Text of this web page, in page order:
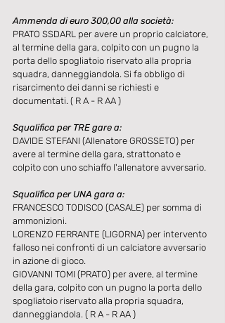
Ammenda di euro 300,00 alla società:
PRATO SSDARL per avere un proprio calciatore,
al termine della gara, colpito con un pugno la
porta dello spogliatoio riservato alla propria
squadra, danneggiandola. Si fa obbligo di
risarcimento dei danni se richiesti e
documentati. ( R A - R AA )
Squalifica per TRE gare a:
DAVIDE STEFANI (Allenatore GROSSETO) per
avere al termine della gara, strattonato e
colpito con uno schiaffo l'allenatore avversario.
Squalifica per UNA gara a:
FRANCESCO TODISCO (CASALE) per somma di
ammonizioni.
LORENZO FERRANTE (LIGORNA) per intervento
falloso nei confronti di un calciatore avversario
in azione di gioco.
GIOVANNI TOMI (PRATO) per avere, al termine
della gara, colpito con un pugno la porta dello
spogliatoio riservato alla propria squadra,
danneggiandola. ( R A - R AA )